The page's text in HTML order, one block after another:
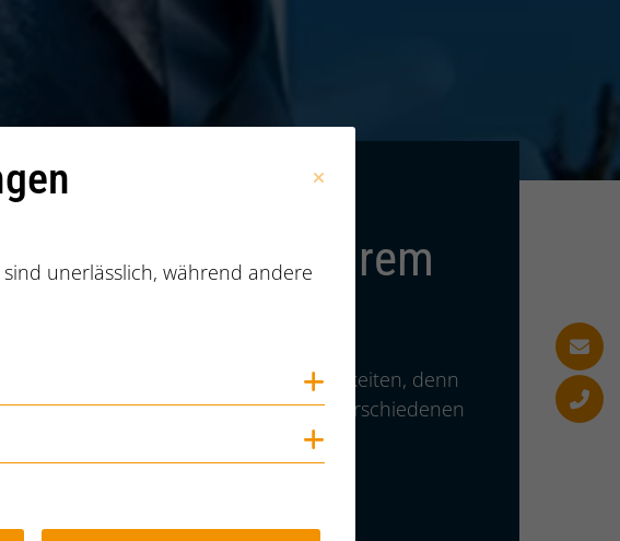
Sie nach Ihrem
Sie spannende Karrieremöglichkeiten, denn
eine Vielzahl von Positionen in verschiedenen
unerlässlich, während andere
Cookies anzeigen